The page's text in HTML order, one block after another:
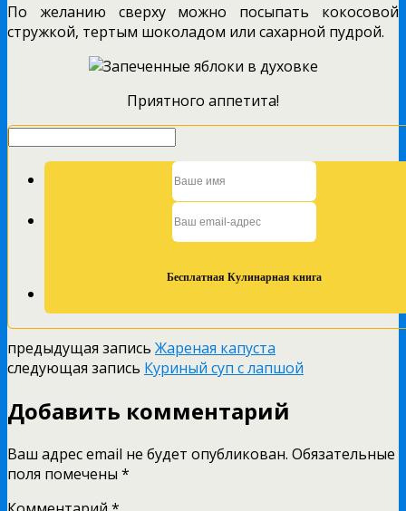
По желанию сверху можно посыпать кокосовой
стружкой, тертым шоколадом или сахарной пудрой.
Приятного аппетита!
предыдущая запись Жареная капуста
следующая запись Куриный суп с лапшой
Добавить комментарий
Ваш адрес email не будет опубликован. Обязательные
поля помечены *